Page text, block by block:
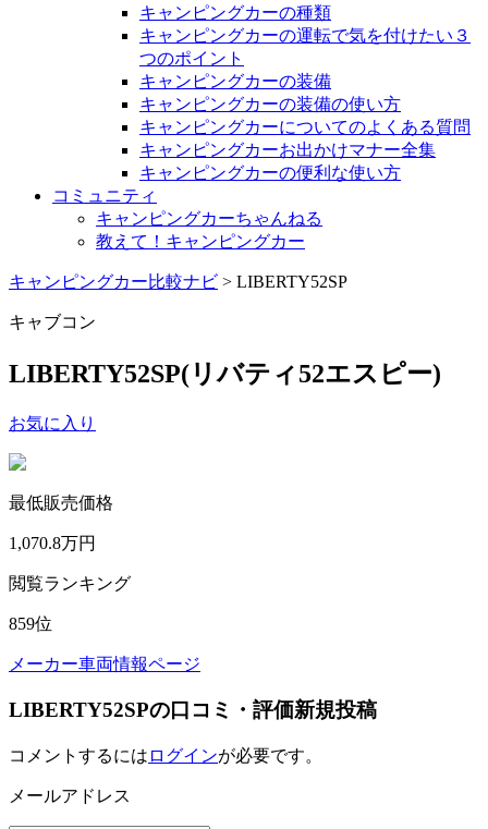
キャンピングカーの種類
キャンピングカーの運転で気を付けたい３
つのポイント
キャンピングカーの装備
キャンピングカーの装備の使い方
キャンピングカーについてのよくある質問
キャンピングカーお出かけマナー全集
キャンピングカーの便利な使い方
コミュニティ
キャンピングカーちゃんねる
教えて！キャンピングカー
キャンピングカー比較ナビ > LIBERTY52SP
キャブコン
LIBERTY52SP(リバティ52エスピー)
お気に入り
最低販売価格
1,070.8万円
閲覧ランキング
859位
メーカー車両情報ページ
LIBERTY52SPの口コミ・評価新規投稿
コメントするには ログインが必要です。
メールアドレス